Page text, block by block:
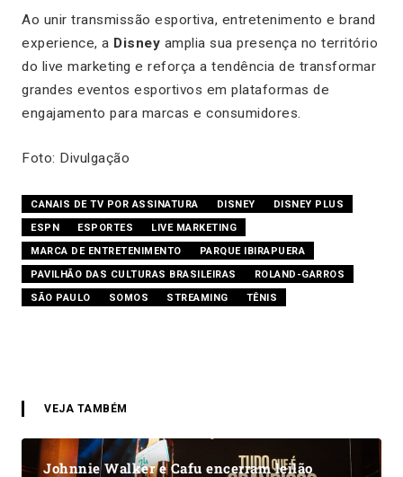
Ao unir transmissão esportiva, entretenimento e brand
experience, a Disney amplia sua presença no território
do live marketing e reforça a tendência de transformar
grandes eventos esportivos em plataformas de
engajamento para marcas e consumidores.
Foto: Divulgação
CANAIS DE TV POR ASSINATURA DISNEY
DISNEY PLUS
ESPN
ESPORTES
LIVE MARKETING
MARCA DE ENTRETENIMENTO
PARQUE IBIRAPUERA
PAVILHÃO DAS CULTURAS BRASILEIRAS
ROLAND-GARROS
SÃO PAULO
SOMOS STREAMING TÊNIS
VEJA TAMBÉM
Johnnie Walker e Cafu encerram leilão